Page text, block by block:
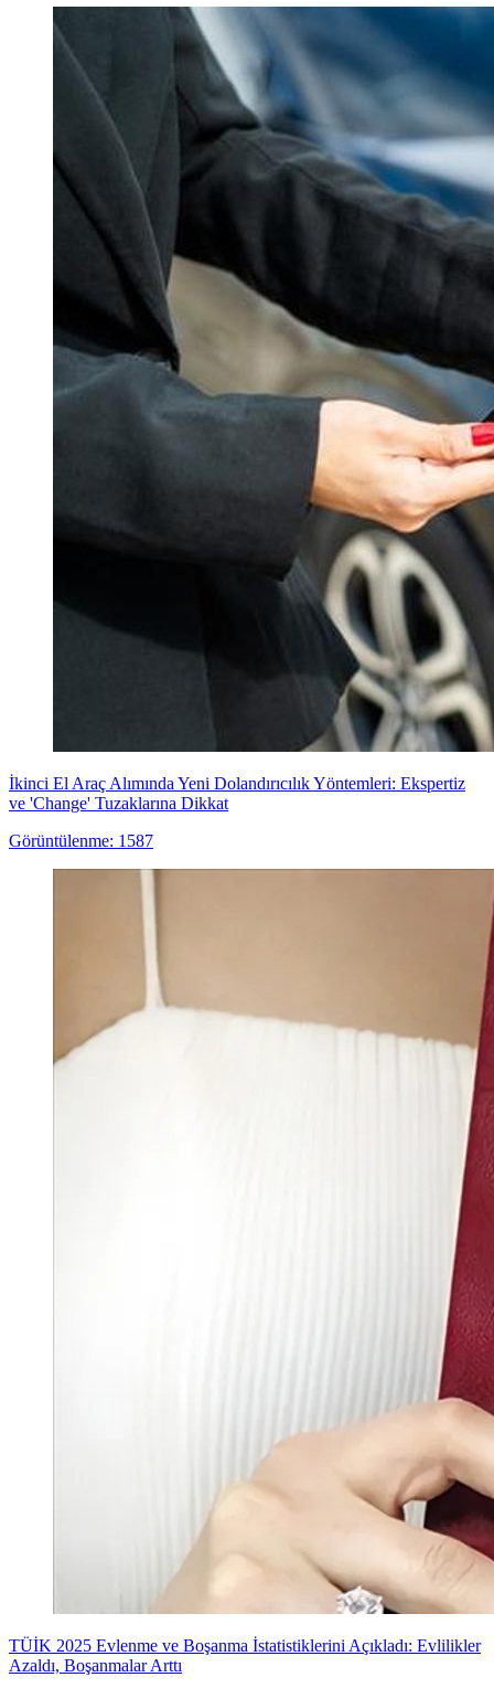
İkinci El Araç Alımında Yeni Dolandırıcılık Yöntemleri: Ekspertiz
ve 'Change' Tuzaklarına Dikkat
Görüntülenme: 1587
TÜİK 2025 Evlenme ve Boşanma İstatistiklerini Açıkladı: Evlilikler
Azaldı, Boşanmalar Arttı